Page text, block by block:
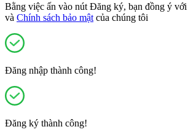
Bằng việc ấn vào nút Đăng ký, bạn đồng ý với
và Chính sách bảo mật của chúng tôi
Đăng nhập thành công!
Đăng ký thành công!